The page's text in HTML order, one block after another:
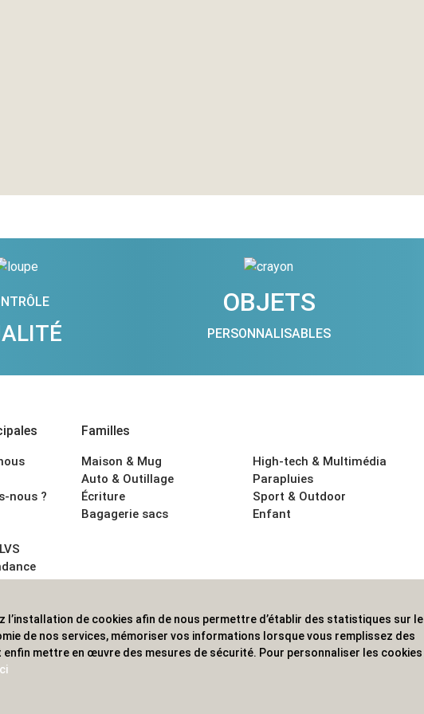
OBJETS
PERSONNALISABLES
nous ?
Familles
Maison & Mug
Auto & Outillage
Écriture
Bagagerie sacs
High-tech & Multimédia
Parapluies
Sport & Outdoor
Enfant
Une implantation nationale, une couverture internationale.
l’installation de cookies afin de nous permettre d’établir des statistiques sur le
de nos services, mémoriser vos informations lorsque vous remplissez des
mettre en œuvre des mesures de sécurité. Pour personnaliser les cookies